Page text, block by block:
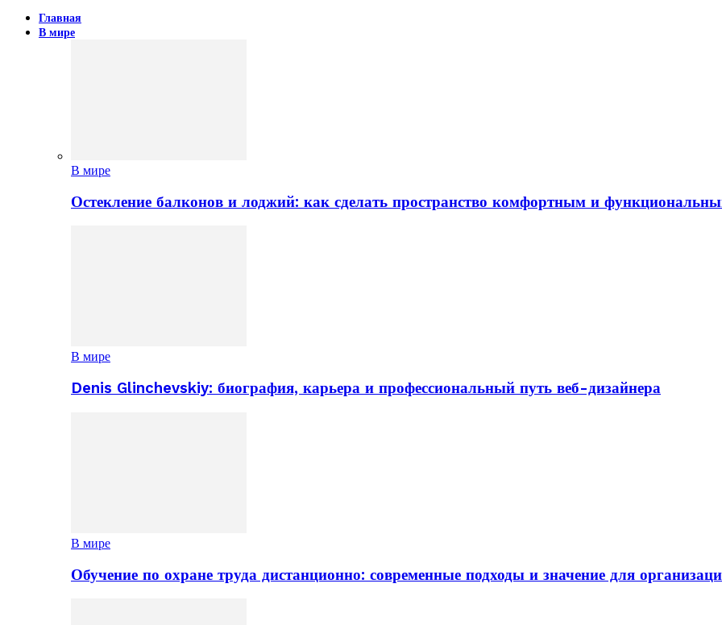
Главная
В мире
В мире
Остекление балконов и лоджий: как сделать пространство комфортным и
В мире
Denis Glinchevskiy: биография, карьера и профессиональный путь веб-дизайнера
В мире
Обучение по охране труда дистанционно: современные подходы и значение для